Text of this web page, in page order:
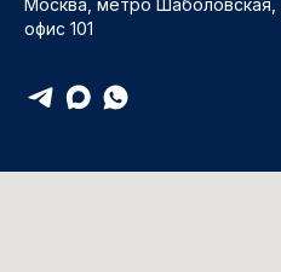
офис 101